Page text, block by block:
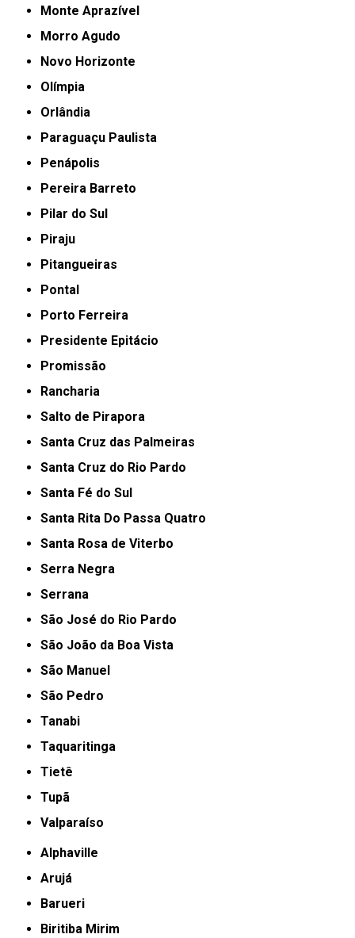
Monte Aprazível
Morro Agudo
Novo Horizonte
Olímpia
Orlândia
Paraguaçu Paulista
Penápolis
Pereira Barreto
Pilar do Sul
Piraju
Pitangueiras
Pontal
Porto Ferreira
Presidente Epitácio
Promissão
Rancharia
Salto de Pirapora
Santa Cruz das Palmeiras
Santa Cruz do Rio Pardo
Santa Fé do Sul
Santa Rita Do Passa Quatro
Santa Rosa de Viterbo
Serra Negra
Serrana
São José do Rio Pardo
São João da Boa Vista
São Manuel
São Pedro
Tanabi
Taquaritinga
Tietê
Tupã
Valparaíso
Alphaville
Arujá
Barueri
Biritiba Mirim